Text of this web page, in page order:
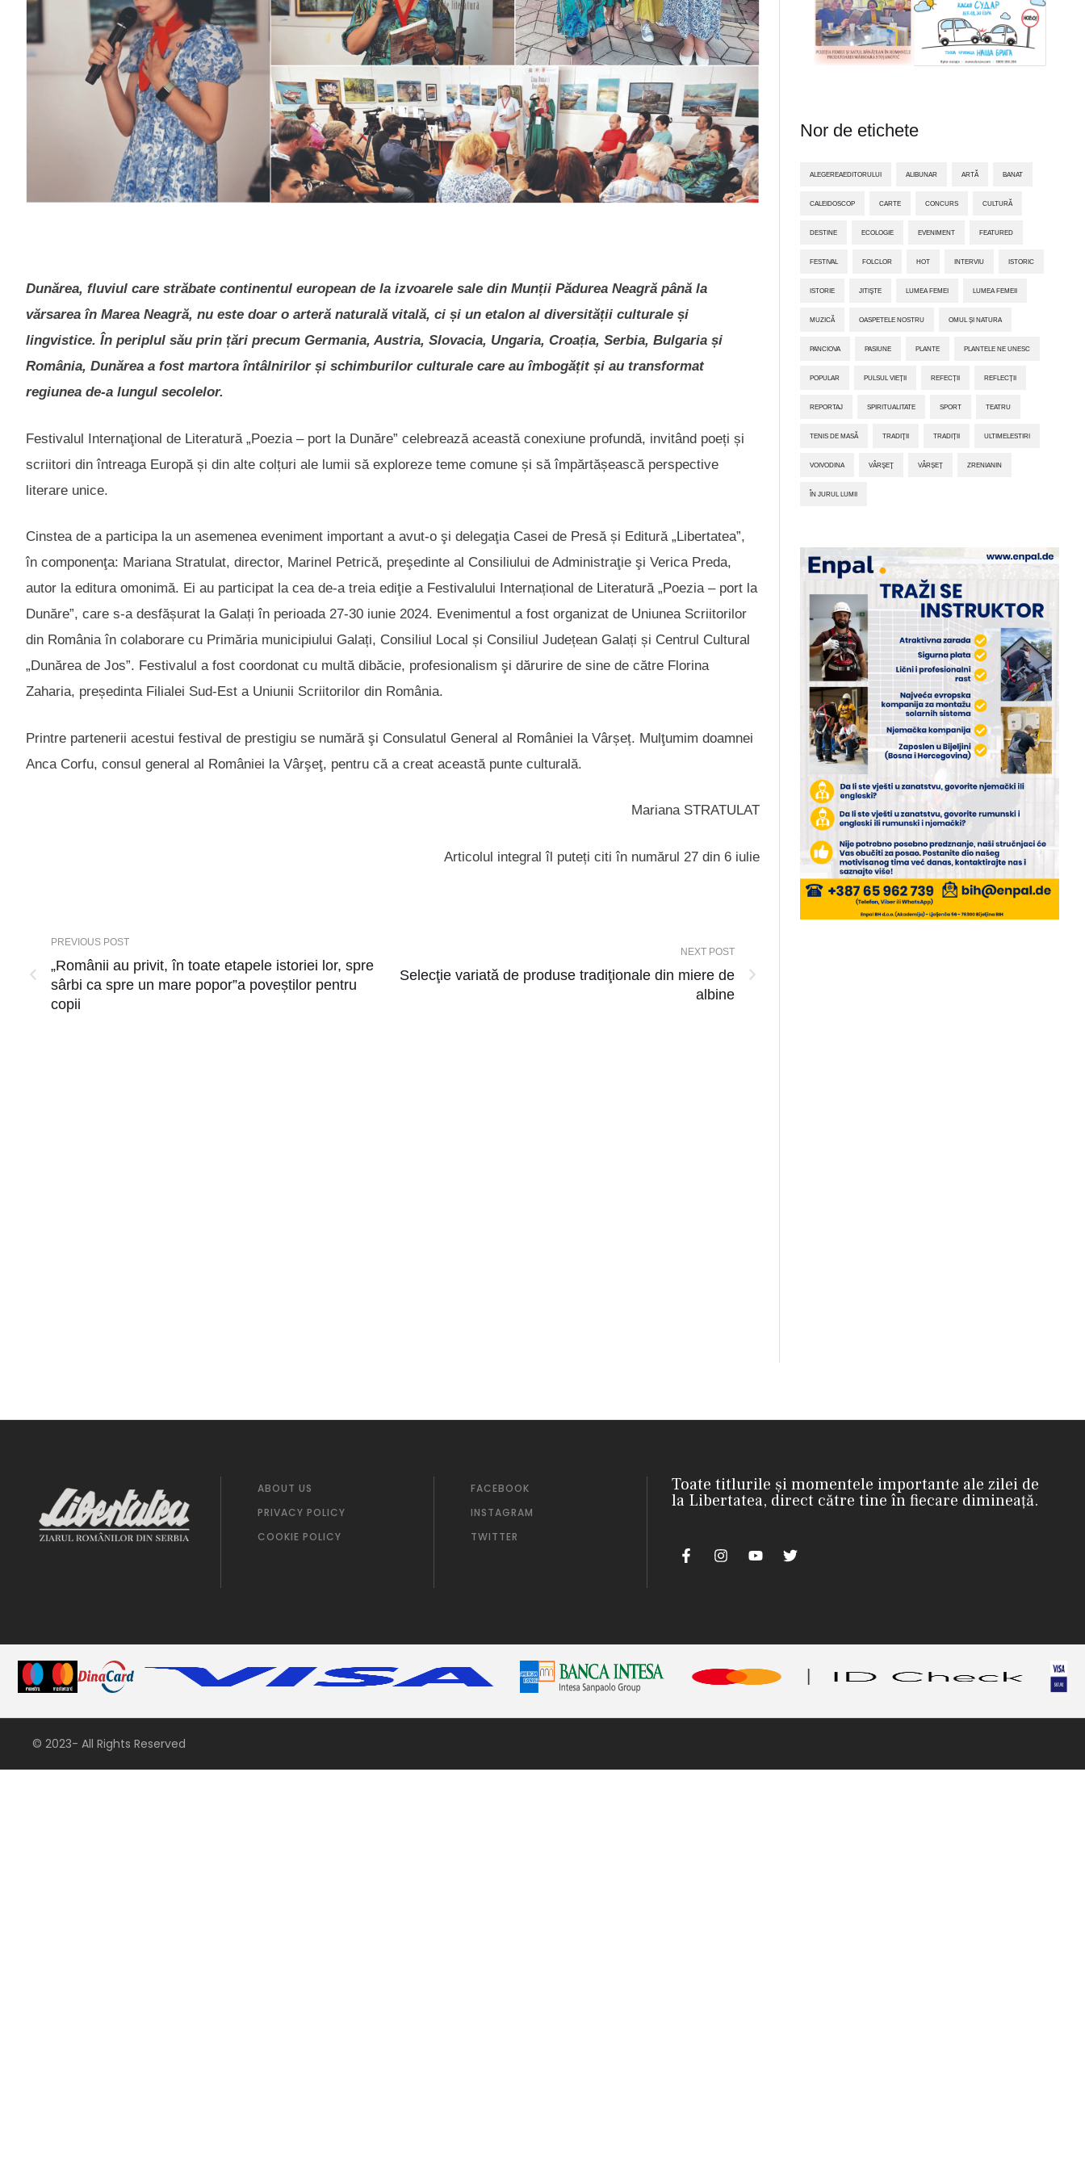
Dunărea, fluviul care străbate continentul european de la izvoarele sale din Munții Pădurea Neagră până la
vărsarea în Marea Neagră, nu este doar o arteră naturală vitală, ci și un etalon al diversității culturale și
lingvistice. În periplul său prin țări precum Germania, Austria, Slovacia, Ungaria, Croația, Serbia, Bulgaria și
România, Dunărea a fost martora întâlnirilor și schimburilor culturale care au îmbogățit și au transformat
regiunea de-a lungul secolelor.
Festivalul Internaţional de Literatură „Poezia – port la Dunăre” celebrează această conexiune profundă, invitând poeți și
scriitori din întreaga Europă și din alte colțuri ale lumii să exploreze teme comune și să împărtășească perspective
literare unice.
Cinstea de a participa la un asemenea eveniment important a avut-o şi delegaţia Casei de Presă și Editură „Libertatea”,
în componenţa: Mariana Stratulat, director, Marinel Petrică, preşedinte al Consiliului de Administraţie şi Verica Preda,
autor la editura omonimă. Ei au participat la cea de-a treia ediţie a Festivalului Internațional de Literatură „Poezia – port la
Dunăre”, care s-a desfășurat la Galați în perioada 27-30 iunie 2024. Evenimentul a fost organizat de Uniunea Scriitorilor
din România în colaborare cu Primăria municipiului Galați, Consiliul Local și Consiliul Județean Galați și Centrul Cultural
„Dunărea de Jos”. Festivalul a fost coordonat cu multă dibăcie, profesionalism şi dărurire de sine de către Florina
Zaharia, președinta Filialei Sud-Est a Uniunii Scriitorilor din România.
Printre partenerii acestui festival de prestigiu se numără şi Consulatul General al României la Vârșeț. Mulţumim doamnei
Anca Corfu, consul general al României la Vârşeţ, pentru că a creat această punte culturală.
Mariana STRATULAT
Articolul integral îl puteți citi în numărul 27 din 6 iulie
PREVIOUS POST
„Românii au privit, în toate etapele istoriei lor, spre
sârbi ca spre un mare popor”a poveștilor pentru
copii
NEXT POST
Selecţie variată de produse tradiţionale din miere de
albine
Nor de etichete
ALEGEREAEDITORULUI ALIBUNAR ARTĂ BANAT
CALEIDOSCOP CARTE CONCURS CULTURĂ
DESTINE ECOLOGIE EVENIMENT FEATURED
FESTIVAL FOLCLOR HOT INTERVIU ISTORIC
ISTORIE JITIŞTE LUMEA FEMEI LUMEA FEMEII
MUZICĂ OASPETELE NOSTRU OMUL ȘI NATURA
PANCIOVA PASIUNE PLANTE PLANTELE NE UNESC
POPULAR PULSUL VIEȚII REFECȚII REFLECȚII
REPORTAJ SPIRITUALITATE SPORT TEATRU
TENIS DE MASĂ TRADIŢII TRADIȚII ULTIMELESTIRI
VOIVODINA VÂRŞEŢ VÂRȘEȚ ZRENIANIN
ÎN JURUL LUMII
ABOUT US
PRIVACY POLICY
COOKIE POLICY
FACEBOOK
INSTAGRAM
TWITTER
Toate titlurile și momentele importante ale zilei de
la Libertatea, direct către tine în fiecare dimineață.
© 2023- All Rights Reserved